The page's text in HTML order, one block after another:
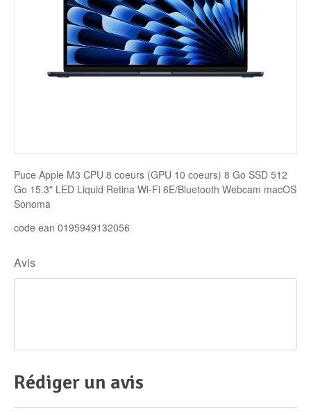
Processeur
Disque SSD
Puce Apple M3 CPU 8 coeurs (GPU 10 coeurs) 8 Go SSD 512
Go 15.3" LED Liquid Retina Wi-Fi 6E/Bluetooth Webcam macOS
Sonoma
code ean 0195949132056
Avis
Rédiger un avis